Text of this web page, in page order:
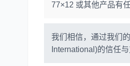
77×12 或其他产品有
我们相信，通过我们
International)的信任与